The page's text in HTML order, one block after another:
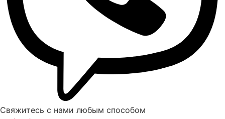
Свяжитесь с нами любым способом